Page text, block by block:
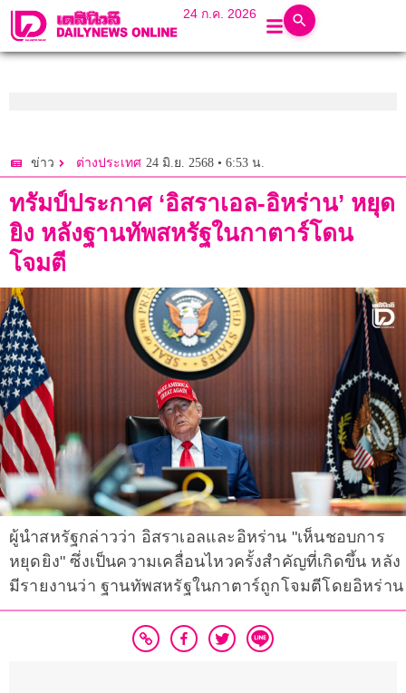
24 ก.ค. 2026
ข่าว ต่างประเทศ 24 มิ.ย. 2568 • 6:53 น.
ทรัมป์ประกาศ ‘อิสราเอล-อิหร่าน’ หยุด
ยิง หลังฐานทัพสหรัฐในกาตาร์โดน
โจมตี
ผู้นำสหรัฐกล่าวว่า อิสราเอลและอิหร่าน "เห็นชอบการ
หยุดยิง" ซึ่งเป็นความเคลื่อนไหวครั้งสำคัญที่เกิดขึ้น หลัง
มีรายงานว่า ฐานทัพสหรัฐในกาตาร์ถูกโจมตีโดยอิหร่าน